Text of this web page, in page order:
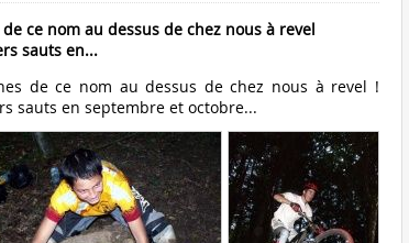
ce nom au dessus de chez nous à revel
sauts en...
de ce nom au dessus de chez nous à revel !
sauts en septembre et octobre...